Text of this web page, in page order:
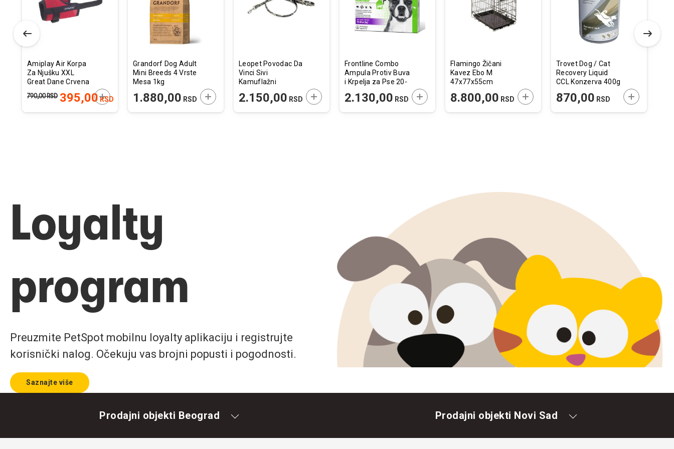
U KORPU
Amiplay Air Korpa
Za Njušku XXL
Great Dane Crvena
60cm
395,00RSD
790,00RSD DODAJTE U KORPU
želja
Grandorf Dog Adult
Mini Breeds 4 Vrste
Mesa 1kg
1.880,00 RSD DODAJTE U KORPU
Leopet Povodac Da
Vinci Sivi
Kamuflažni
2.150,00 RSD DODAJTE U KORPU
želja
Frontline Combo
Ampula Protiv Buva
i Krpelja za Pse 20-
2.130,00 RSD DODAJTE U KORPU
želja
Flamingo Žičani
Kavez Ebo M
47x77x55cm
8.800,00 RSD DODAJTE U KORPU
Trovet Dog / Cat
Recovery Liquid
CCL Konzerva 400g
870,00 RSD DODAJTE U
Loyalty
program
Preuzmite PetSpot mobilnu loyalty aplikaciju i registrujte
korisnički nalog. Očekuju vas brojni popusti i pogodnosti.
Saznajte više
Prodajni objekti Beograd Prodajni objekti Novi Sad